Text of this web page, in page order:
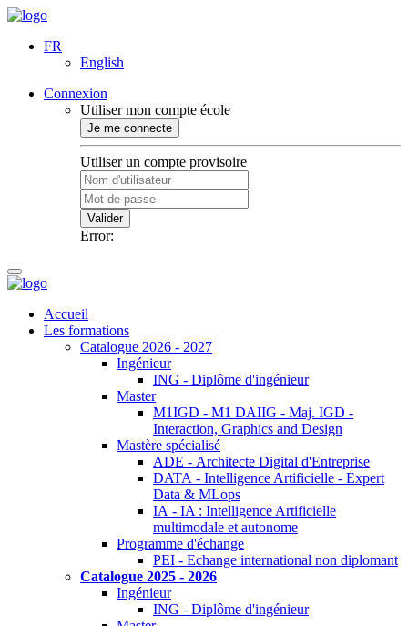
FR
English
Connexion
Utiliser mon compte école
Je me connecte
Utiliser un compte provisoire
Valider
Error:
Accueil
Les formations
Catalogue 2026 - 2027
Ingénieur
ING - Diplôme d'ingénieur
Master
M1IGD - M1 DAIIG - Maj. IGD -
Interaction, Graphics and Design
Mastère spécialisé
ADE - Architecte Digital d'Entreprise
DATA - Intelligence Artificielle - Expert
Data & MLops
IA - IA : Intelligence Artificielle
multimodale et autonome
Programme d'échange
PEI - Echange international non diplomant
Catalogue 2025 - 2026
Ingénieur
ING - Diplôme d'ingénieur